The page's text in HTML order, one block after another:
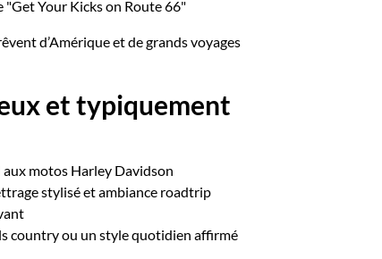
Your Kicks on Route 66"
d’Amérique et de grands voyages
et typiquement
motos Harley Davidson
stylisé et ambiance roadtrip
country ou un style quotidien affirmé